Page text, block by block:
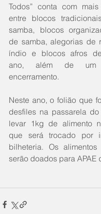
Todos” conta com
entre blocos
samba, blocos
de samba, alegorias de
índio e blocos afros
ano, além de
encerramento.
Neste ano, o folião que
desfiles na passarela
levar 1kg de alimento
que será trocado por
bilheteria. Os alimentos
serão doados para APAE